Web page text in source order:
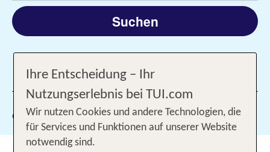
Suchen
1 Filter hinzugefügt
Gewählte Filter: Berlin
Ihre Entscheidung – Ihr
Nutzungserlebnis bei TUI.com
Wir nutzen Cookies und andere Technologien, die
für Services und Funktionen auf unserer Website
notwendig sind.